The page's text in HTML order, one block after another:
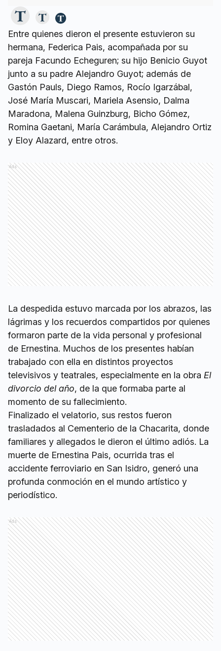
Entre quienes dieron el presente estuvieron su
hermana, Federica Pais, acompañada por su
pareja Facundo Echeguren; su hijo Benicio Guyot
junto a su padre Alejandro Guyot; además de
Gastón Pauls, Diego Ramos, Rocío Igarzábal,
José María Muscari, Mariela Asensio, Dalma
Maradona, Malena Guinzburg, Bicho Gómez,
Romina Gaetani, María Carámbula, Alejandro Ortiz
y Eloy Alazard, entre otros.
Ads
La despedida estuvo marcada por los abrazos, las
lágrimas y los recuerdos compartidos por quienes
formaron parte de la vida personal y profesional
de Ernestina. Muchos de los presentes habían
trabajado con ella en distintos proyectos
televisivos y teatrales, especialmente en la obra El
divorcio del año, de la que formaba parte al
momento de su fallecimiento.
Finalizado el velatorio, sus restos fueron
trasladados al Cementerio de la Chacarita, donde
familiares y allegados le dieron el último adiós. La
muerte de Ernestina Pais, ocurrida tras el
accidente ferroviario en San Isidro, generó una
profunda conmoción en el mundo artístico y
periodístico.
Ads